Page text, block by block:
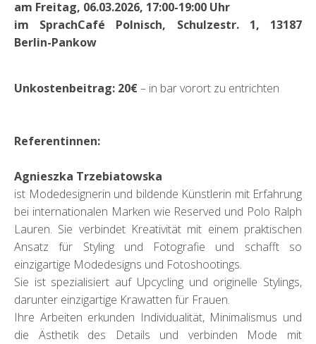
am Freitag, 06.03.2026, 17:00-19:00 Uhr
im SprachCafé Polnisch, Schulzestr. 1, 13187
Berlin-Pankow
Unkostenbeitrag: 20€– in bar vorort zu entrichten
Referentinnen:
Agnieszka Trzebiatowska
ist Modedesignerin und bildende Künstlerin mit Erfahrung
bei internationalen Marken wie Reserved und Polo Ralph
Lauren. Sie verbindet Kreativität mit einem praktischen
Ansatz für Styling und Fotografie und schafft so
einzigartige Modedesigns und Fotoshootings.
Sie ist spezialisiert auf Upcycling und originelle Stylings,
darunter einzigartige Krawatten für Frauen.
Ihre Arbeiten erkunden Individualität, Minimalismus und
die Ästhetik des Details und verbinden Mode mit